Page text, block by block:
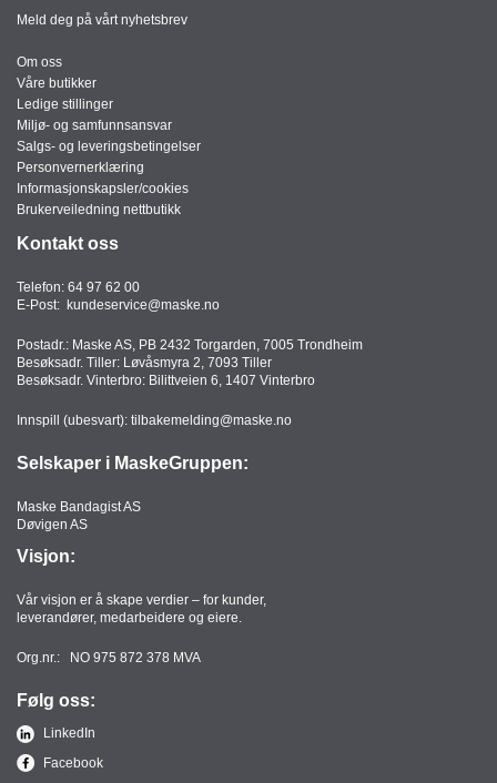
Meld deg på vårt nyhetsbrev
Om oss
Våre butikker
Ledige stillinger
Miljø- og samfunnsansvar
Salgs- og leveringsbetingelser
Personvernerklæring
Informasjonskapsler/cookies
Brukerveiledning nettbutikk
Kontakt oss
Telefon: 64 97 62 00
E-Post: kundeservice@maske.no
Postadr.: Maske AS, PB 2432 Torgarden, 7005 Trondheim
Besøksadr. Tiller: Løvåsmyra 2, 7093 Tiller
Besøksadr. Vinterbro: Bilittveien 6, 1407 Vinterbro
Innspill (ubesvart): tilbakemelding@maske.no
Selskaper i MaskeGruppen:
Maske Bandagist AS
Døvigen AS
Visjon:
Vår visjon er å skape verdier – for kunder,
leverandører, medarbeidere og eiere.
Org.nr.: NO 975 872 378 MVA
Følg oss:
LinkedIn
Facebook